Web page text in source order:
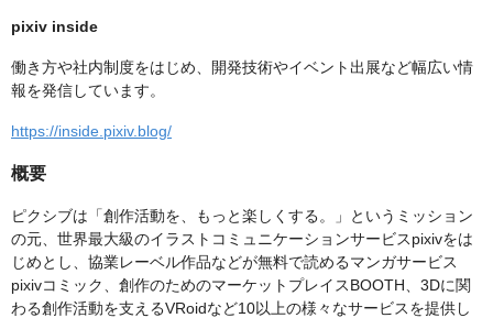
pixiv inside
働き方や社内制度をはじめ、開発技術やイベント出展など幅広い情
報を発信しています。
https://inside.pixiv.blog/
概要
ピクシブは「創作活動を、もっと楽しくする。」というミッション
の元、世界最大級のイラストコミュニケーションサービスpixivをは
じめとし、協業レーベル作品などが無料で読めるマンガサービス
pixivコミック、創作のためのマーケットプレイスBOOTH、3Dに関
わる創作活動を支えるVRoidなど10以上の様々なサービスを提供し